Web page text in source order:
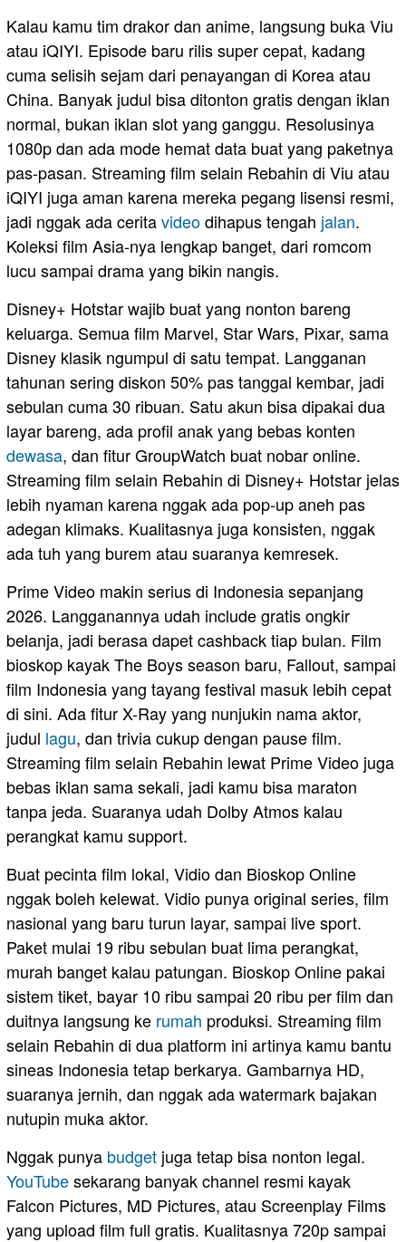
Kalau kamu tim drakor dan anime, langsung buka Viu
atau iQIYI. Episode baru rilis super cepat, kadang
cuma selisih sejam dari penayangan di Korea atau
China. Banyak judul bisa ditonton gratis dengan iklan
normal, bukan iklan slot yang ganggu. Resolusinya
1080p dan ada mode hemat data buat yang paketnya
pas-pasan. Streaming film selain Rebahin di Viu atau
iQIYI juga aman karena mereka pegang lisensi resmi,
jadi nggak ada ceritavideodihapus tengah jalan.
Koleksi film Asia-nya lengkap banget, dari romcom
lucu sampai drama yang bikin nangis.
Disney+ Hotstar wajib buat yang nonton bareng
keluarga. Semua film Marvel, Star Wars, Pixar, sama
Disney klasik ngumpul di satu tempat. Langganan
tahunan sering diskon 50% pas tanggal kembar, jadi
sebulan cuma 30 ribuan. Satu akun bisa dipakai dua
layar bareng, ada profil anak yang bebas konten
dewasa, dan fitur GroupWatch buat nobar online.
Streaming film selain Rebahin di Disney+ Hotstar jelas
lebih nyaman karena nggak ada pop-up aneh pas
adegan klimaks. Kualitasnya juga konsisten, nggak
ada tuh yang burem atau suaranya kemresek.
Prime Video makin serius di Indonesia sepanjang
2026. Langganannya udah include gratis ongkir
belanja, jadi berasa dapet cashback tiap bulan. Film
bioskop kayak The Boys season baru, Fallout, sampai
film Indonesia yang tayang festival masuk lebih cepat
di sini. Ada fitur X-Ray yang nunjukin nama aktor,
judul lagu, dan trivia cukup dengan pause film.
Streaming film selain Rebahin lewat Prime Video juga
bebas iklan sama sekali, jadi kamu bisa maraton
tanpa jeda. Suaranya udah Dolby Atmos kalau
perangkat kamu support.
Buat pecinta film lokal, Vidio dan Bioskop Online
nggak boleh kelewat. Vidio punya original series, film
nasional yang baru turun layar, sampai live sport.
Paket mulai 19 ribu sebulan buat lima perangkat,
murah banget kalau patungan. Bioskop Online pakai
sistem tiket, bayar 10 ribu sampai 20 ribu per film dan
duitnya langsung ke rumah produksi. Streaming film
selain Rebahin di dua platform ini artinya kamu bantu
sineas Indonesia tetap berkarya. Gambarnya HD,
suaranya jernih, dan nggak ada watermark bajakan
nutupin muka aktor.
Nggak punya budget juga tetap bisa nonton legal.
YouTubesekarang banyak channel resmi kayak
Falcon Pictures, MD Pictures, atau Screenplay Films
yang upload film full gratis. Kualitasnya 720p sampai